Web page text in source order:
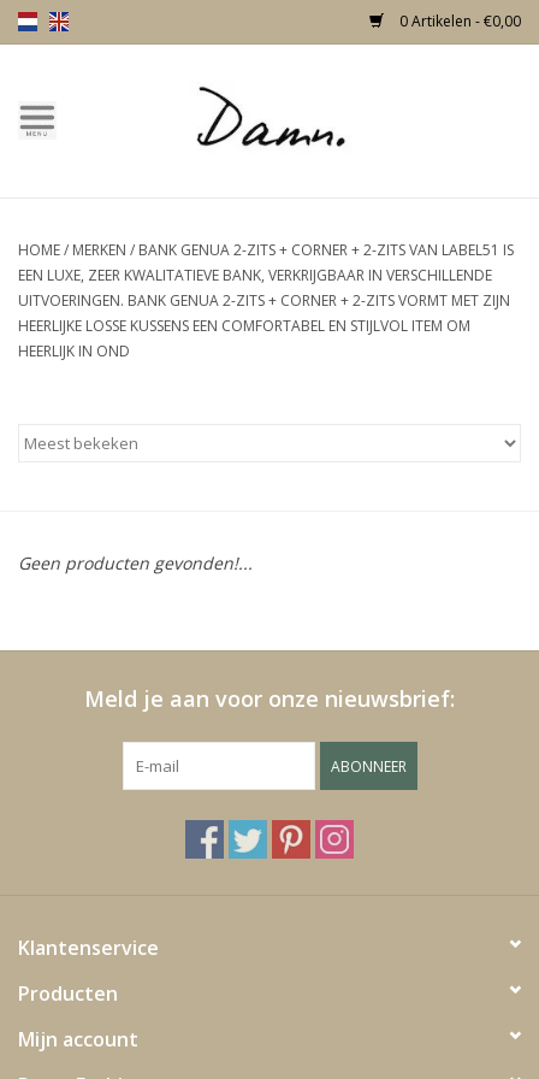
0 Artikelen - €0,00
Home
Nieuw!
Skulls
Meubels
Kleden
Tuinmeubels en deco
HOME/ MERKEN / BANK GENUA 2-ZITS + CORNER + 2-ZITS VAN LABEL51 IS
EEN LUXE, ZEER KWALITATIEVE BANK, VERKRIJGBAAR IN VERSCHILLENDE
UITVOERINGEN. BANK GENUA 2-ZITS + CORNER + 2-ZITS VORMT MET ZIJN
HEERLIJKE LOSSE KUSSENS EEN COMFORTABEL EN STIJLVOL ITEM OM
HEERLIJK IN OND
Geen producten gevonden!...
Meld je aan voor onze nieuwsbrief:
ABONNEER
Klantenservice
Producten
Mijn account